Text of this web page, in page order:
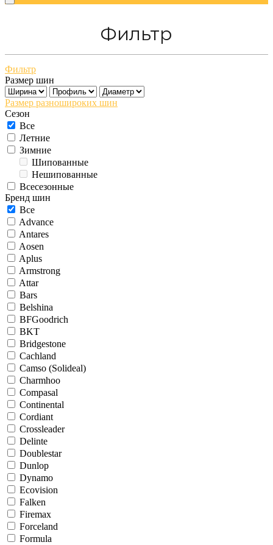
Фильтр
Фильтр
Размер шин
Размер разношироких шин
Сезон
Все
Летние
Зимние
Шипованные
Нешипованные
Всесезонные
Бренд шин
Все
Advance
Antares
Aosen
Aplus
Armstrong
Attar
Bars
Belshina
BFGoodrich
BKT
Bridgestone
Cachland
Camso (Solideal)
Charmhoo
Compasal
Continental
Cordiant
Crossleader
Delinte
Doublestar
Dunlop
Dynamo
Ecovision
Falken
Firemax
Forceland
Formula